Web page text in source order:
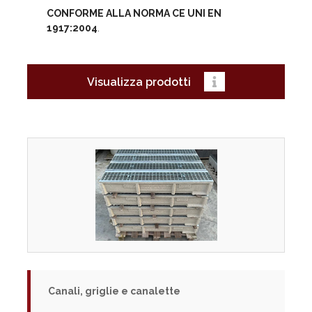
CONFORME ALLA NORMA CE UNI EN
1917:2004
Visualizza prodotti
Canali, griglie e canalette